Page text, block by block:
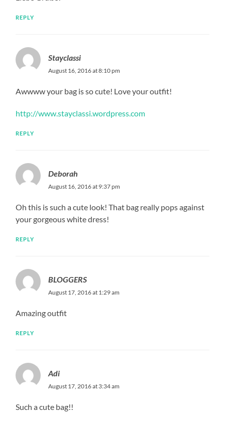
REPLY
Stayclassi
August 16, 2016 at 8:10 pm
Awwww your bag is so cute! Love your outfit!
http://www.stayclassi.wordpress.com
REPLY
Deborah
August 16, 2016 at 9:37 pm
Oh this is such a cute look! That bag really pops against
your gorgeous white dress!
REPLY
BLOGGERS
August 17, 2016 at 1:29 am
Amazing outfit
REPLY
Adi
August 17, 2016 at 3:34 am
Such a cute bag!!